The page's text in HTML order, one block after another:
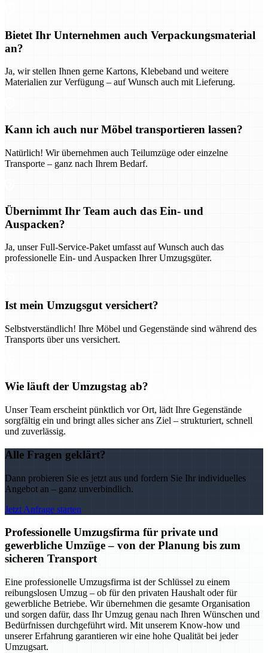
Bietet Ihr Unternehmen auch Verpackungsmaterial
an?
Ja, wir stellen Ihnen gerne Kartons, Klebeband und weitere
Materialien zur Verfügung – auf Wunsch auch mit Lieferung.
Kann ich auch nur Möbel transportieren lassen?
Natürlich! Wir übernehmen auch Teilumzüge oder einzelne
Transporte – ganz nach Ihrem Bedarf.
Übernimmt Ihr Team auch das Ein- und
Auspacken?
Ja, unser Full-Service-Paket umfasst auf Wunsch auch das
professionelle Ein- und Auspacken Ihrer Umzugsgüter.
Ist mein Umzugsgut versichert?
Selbstverständlich! Ihre Möbel und Gegenstände sind während des
Transports über uns versichert.
Wie läuft der Umzugstag ab?
Unser Team erscheint pünktlich vor Ort, lädt Ihre Gegenstände
sorgfältig ein und bringt alles sicher ans Ziel – strukturiert, schnell
und zuverlässig.
Alle Fragen geklärt?
Dann probieren Sie es jetzt aus und fordern Sie Ihr individuelles
Angebot an – ganz unverbindlich.
Jetzt Anfrage starten
Professionelle Umzugsfirma für private und
gewerbliche Umzüge – von der Planung bis zum
sicheren Transport
Eine professionelle Umzugsfirma ist der Schlüssel zu einem
reibungslosen Umzug – ob für den privaten Haushalt oder für
gewerbliche Betriebe. Wir übernehmen die gesamte Organisation
und sorgen dafür, dass Ihr Umzug genau nach Ihren Wünschen und
Bedürfnissen durchgeführt wird. Mit unserem Know-how und
unserer Erfahrung garantieren wir eine hohe Qualität bei jeder
Umzugsart.